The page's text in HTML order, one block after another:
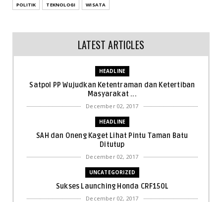
POLITIK TEKNOLOGI WISATA
LATEST ARTICLES
HEADLINE
Satpol PP Wujudkan Ketentraman dan Ketertiban
Masyarakat ...
December 02, 2017
HEADLINE
SAH dan Oneng Kaget Lihat Pintu Taman Batu
Ditutup
December 02, 2017
UNCATEGORIZED
Sukses Launching Honda CRF150L
December 02, 2017